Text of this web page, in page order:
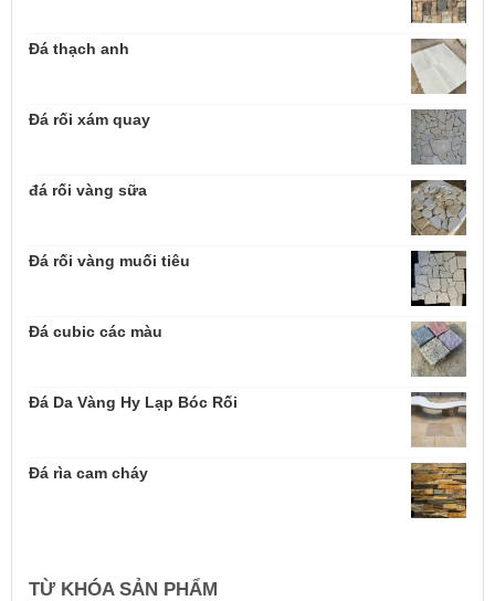
Đá thạch anh
Đá rối xám quay
đá rối vàng sữa
Đá rối vàng muối tiêu
Đá cubic các màu
Đá Da Vàng Hy Lạp Bóc Rối
Đá rìa cam cháy
TỪ KHÓA SẢN PHẨM